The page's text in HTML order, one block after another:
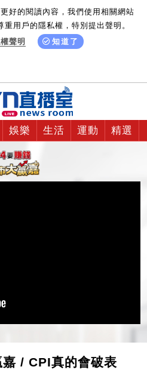
好的閱讀內容，我們使用相關網站
用戶的隱私權，特別提出聲明。
聲明
知道了
娛樂 生活 運動 精選
/ CPI真的會破表